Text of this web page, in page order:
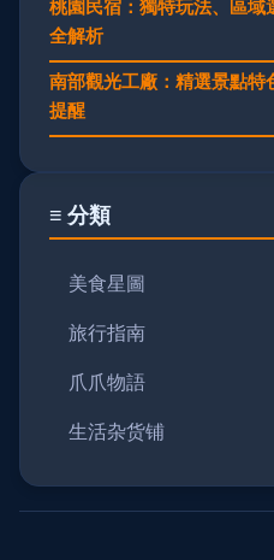
桃園民宿：獨特玩法、區
全解析
南部觀光工廠：精選景點
提醒
≡ 分類
美食星圖
旅行指南
爪爪物語
生活杂货铺